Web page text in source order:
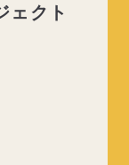
ェクト